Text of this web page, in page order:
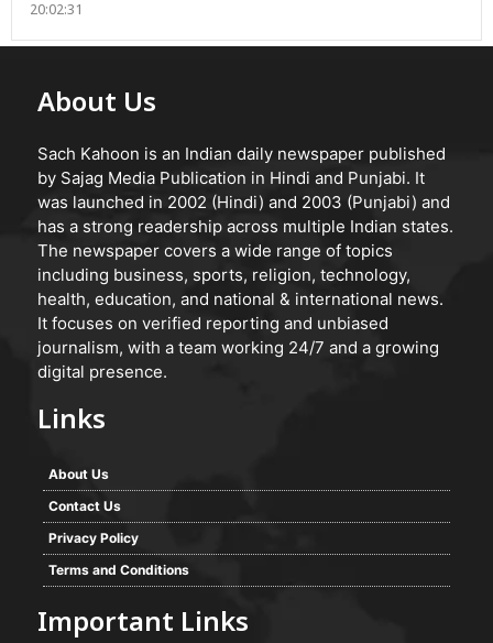
20:02:31
About Us
Sach Kahoon is an Indian daily newspaper published
by Sajag Media Publication in Hindi and Punjabi. It
was launched in 2002 (Hindi) and 2003 (Punjabi) and
has a strong readership across multiple Indian states.
The newspaper covers a wide range of topics
including business, sports, religion, technology,
health, education, and national & international news.
It focuses on verified reporting and unbiased
journalism, with a team working 24/7 and a growing
digital presence.
Links
About Us
Contact Us
Privacy Policy
Terms and Conditions
Important Links